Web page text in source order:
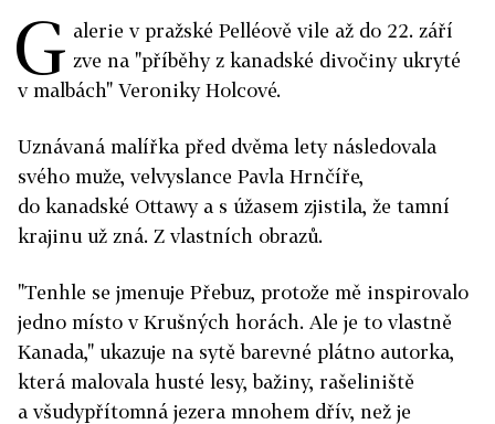
G alerie v pražské Pelléově vile až do 22. září
zve na "příběhy z kanadské divočiny ukryté
v malbách" Veroniky Holcové.
Uznávaná malířka před dvěma lety následovala
svého muže, velvyslance Pavla Hrnčíře,
do kanadské Ottawy a s úžasem zjistila, že tamní
krajinu už zná. Z vlastních obrazů.
"Tenhle se jmenuje Přebuz, protože mě inspirovalo
jedno místo v Krušných horách. Ale je to vlastně
Kanada," ukazuje na sytě barevné plátno autorka,
která malovala husté lesy, bažiny, rašeliniště
a všudypřítomná jezera mnohem dřív, než je